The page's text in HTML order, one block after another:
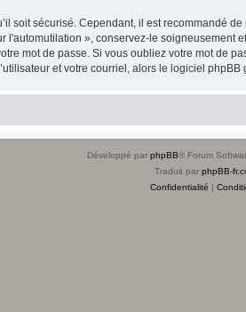
soit sécurisé. Cependant, il est recommandé
l'automutilation », conservez-le
mot de passe. Si vous oubliez votre mot de
et votre courriel, alors le logiciel
Développé par phpBB® Forum
Traduit par phpBB-
Confidentialité |